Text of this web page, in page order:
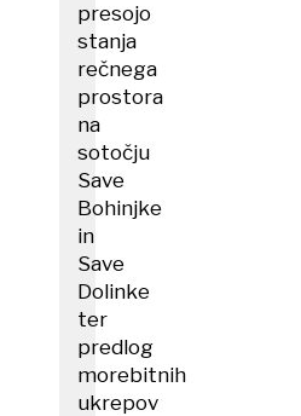
presojo
stanja
rečnega
prostora
na
sotočju
Save
Bohinjke
in
Save
Dolinke
ter
predlog
morebitnih
ukrepov